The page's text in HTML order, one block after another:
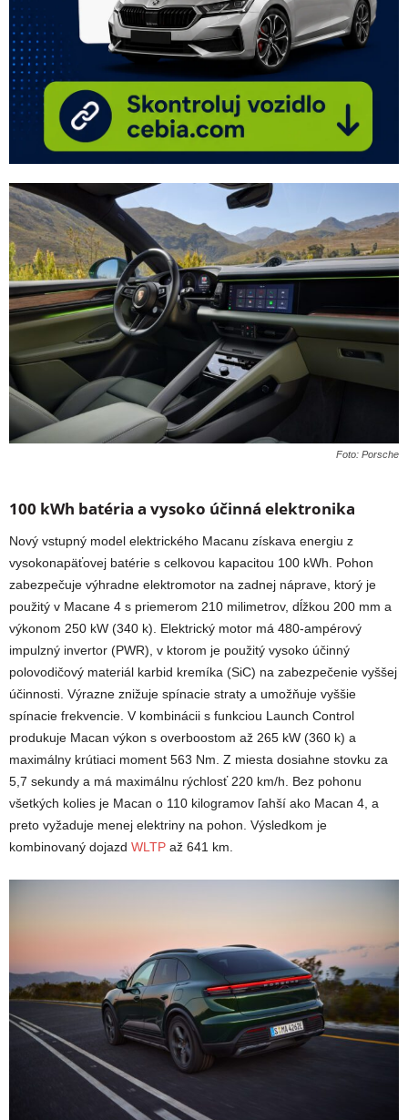
Foto: Porsche
100 kWh batéria a vysoko účinná elektronika
Nový vstupný model elektrického Macanu získava energiu z
vysokonapäťovej batérie s celkovou kapacitou 100 kWh. Pohon
zabezpečuje výhradne elektromotor na zadnej náprave, ktorý je
použitý v Macane 4 s priemerom 210 milimetrov, dĺžkou 200 mm a
výkonom 250 kW (340 k). Elektrický motor má 480-ampérový
impulzný invertor (PWR), v ktorom je použitý vysoko účinný
polovodičový materiál karbid kremíka (SiC) na zabezpečenie vyššej
účinnosti. Výrazne znižuje spínacie straty a umožňuje vyššie
spínacie frekvencie. V kombinácii s funkciou Launch Control
produkuje Macan výkon s overboostom až 265 kW (360 k) a
maximálny krútiaci moment 563 Nm. Z miesta dosiahne stovku za
5,7 sekundy a má maximálnu rýchlosť 220 km/h. Bez pohonu
všetkých kolies je Macan o 110 kilogramov ľahší ako Macan 4, a
preto vyžaduje menej elektriny na pohon. Výsledkom je
kombinovaný dojazd WLTP až 641 km.